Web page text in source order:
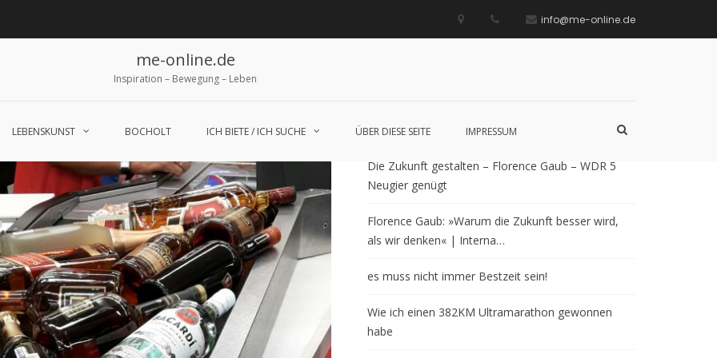
info@me-online.de
me-online.de
Inspiration – Bewegung – Leben
LEBENSKUNST BOCHOLT ICH BIETE / ICH SUCHE ÜBER DIESE SEITE IMPRESSUM
Such-
Neueste Beiträge
Die Zukunft gestalten – Florence Gaub – WDR 5
Neugier genügt
Florence Gaub: »Warum die Zukunft besser wird,
als wir denken« | Interna…
es muss nicht immer Bestzeit sein!
Wie ich einen 382KM Ultramarathon gewonnen
habe